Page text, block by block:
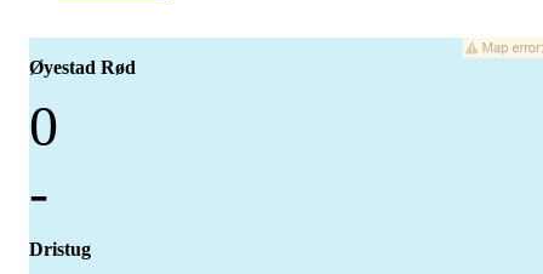
Øyestad Rød
0
-
Dristug